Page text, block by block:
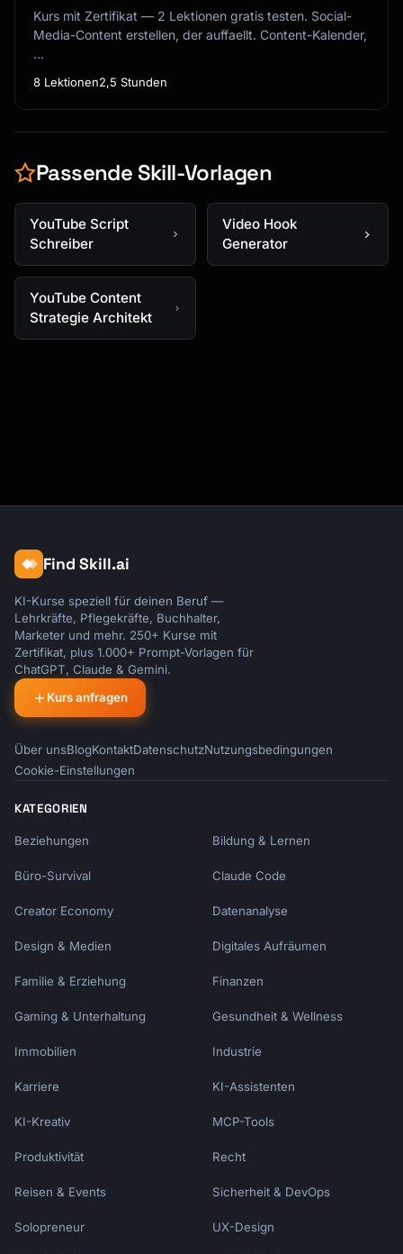
Kurs mit Zertifikat — 2 Lektionen gratis testen. Social-
Media-Content erstellen, der auffaellt. Content-Kalender,
…
8 Lektionen2,5 Stunden
Passende Skill-Vorlagen
YouTube Script
Schreiber
Video Hook
Generator
YouTube Content
Strategie Architekt
Find Skill.ai
KI-Kurse speziell für deinen Beruf —
Lehrkräfte, Pflegekräfte, Buchhalter,
Marketer und mehr. 250+ Kurse mit
Zertifikat, plus 1.000+ Prompt-Vorlagen für
ChatGPT, Claude & Gemini.
Kurs anfragen
Über unsBlogKontaktDatenschutzNutzungsbedingungen
Cookie-Einstellungen
KATEGORIEN
Beziehungen Bildung & Lernen
Büro-Survival Claude Code
Creator Economy Datenanalyse
Design & Medien Digitales Aufräumen
Familie & Erziehung Finanzen
Gaming & Unterhaltung Gesundheit & Wellness
Immobilien Industrie
Karriere KI-Assistenten
KI-Kreativ MCP-Tools
Produktivität Recht
Reisen & Events Sicherheit & DevOps
Solopreneur UX-Design